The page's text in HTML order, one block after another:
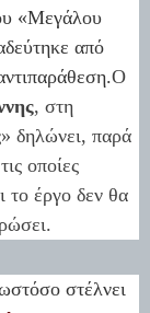
«Μεγάλου
από
Ο
, στη
δηλώνει, παρά
οποίες
το έργο δεν θα
στέλνει